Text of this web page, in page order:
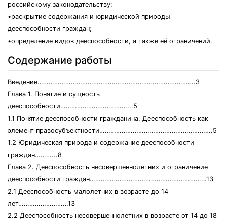
российскому законодательству;
•раскрытие содержания и юридической природы
дееспособности граждан;
•определение видов дееспособности, а также её ограничений.
Содержание работы
Введение………………………………………………………………………….3
Глава 1. Понятие и сущность
дееспособности………………………………...5
1.1 Понятие дееспособности гражданина. Дееспособность как
элемент правосубъектности…………………………………………………….5
1.2 Юридическая природа и содержание дееспособности
граждан………...8
Глава 2. Дееспособность несовершеннолетних и ограничение
дееспособности граждан………………………………………………………13
2.1 Дееспособность малолетних в возрасте до 14
лет………………………13
2.2 Дееспособность несовершеннолетних в возрасте от 14 до 18